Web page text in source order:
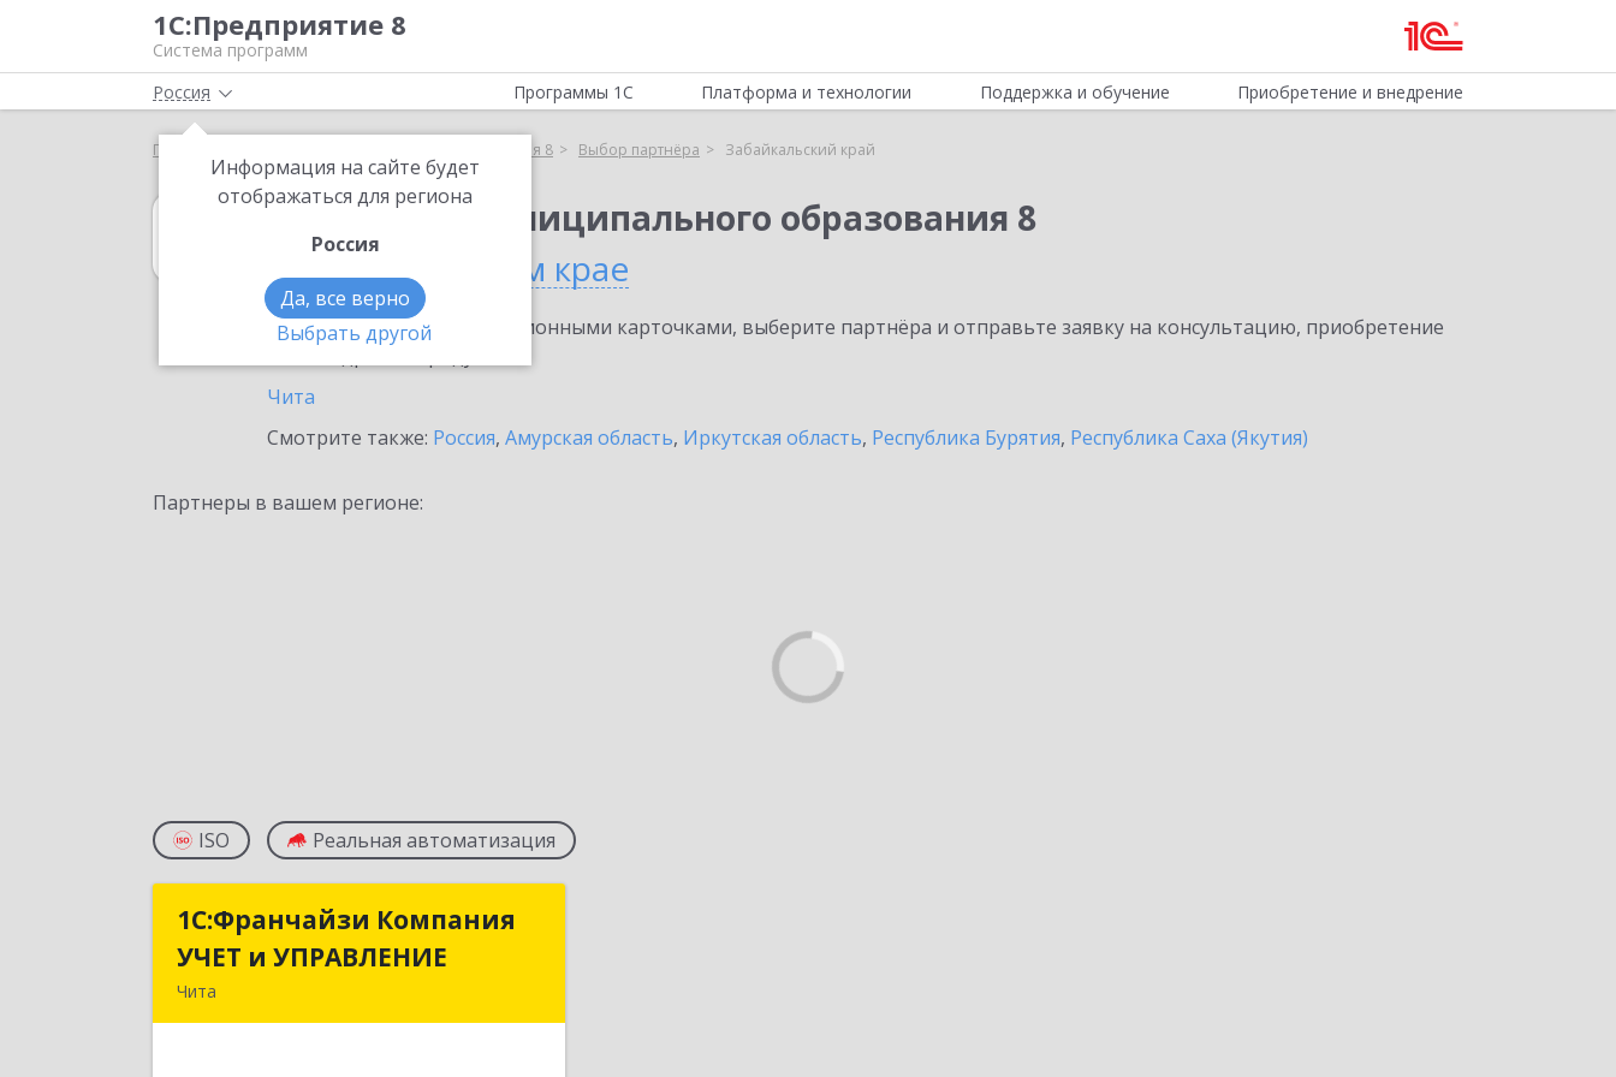
1С:Предприятие 8
Система программ
Россия
Информация на сайте будет
отображаться для региона
Россия
Да, все верно
Выбрать другой
Программы 1С Платформа и технологии Поддержка и обучение Приобретение и внедрение
Главная 1С:Бюджет муниципального образования 8 Выбор партнёра Забайкальский край
1С:Бюджет муниципального образования 8
в Забайкальском крае
Ознакомьтесь с информационными карточками, выберите партнёра и отправьте заявку на консультацию, приобретение
Чита
Смотрите также: Россия, Амурская область, Иркутская область, Республика Бурятия, Республика Саха (Якутия)
Партнеры в вашем регионе:
ISO Реальная автоматизация
1С:Франчайзи Компания
УЧЕТ и УПРАВЛЕНИЕ
Чита
1С:Франчайзи Компания
УЧЕТ и УПРАВЛЕНИЕ